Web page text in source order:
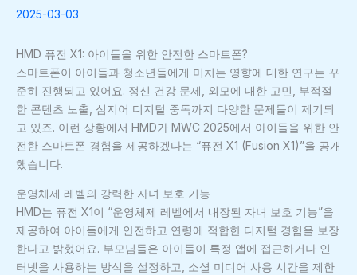
2025-03-03
HMD 퓨전 X1: 아이들을 위한 안전한 스마트폰?
스마트폰이 아이들과 청소년들에게 미치는 영향에 대한 연구는 꾸
준히 진행되고 있어요. 정신 건강 문제, 외모에 대한 고민, 부적절
한 콘텐츠 노출, 심지어 디지털 중독까지 다양한 문제들이 제기되
고 있죠. 이런 상황에서 HMD가 MWC 2025에서 아이들을 위한 안
전한 스마트폰 경험을 제공하겠다는 “퓨전 X1 (Fusion X1)”을 공개
했습니다.
운영체제 레벨의 강력한 자녀 보호 기능
HMD는 퓨전 X1이 “운영체제 레벨에서 내장된 자녀 보호 기능”을
제공하여 아이들에게 안전하고 연령에 적합한 디지털 경험을 보장
한다고 밝혔어요. 부모님들은 아이들이 특정 앱에 접근하거나 인
터넷을 사용하는 방식을 설정하고, 소셜 미디어 사용 시간을 제한